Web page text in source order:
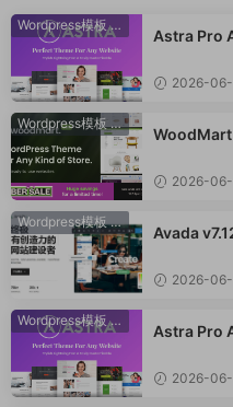
Wordpress模板· WooCommerce主题
Astra Pro
的完美主
模板时尚
店、装饰
2026-
Wordpress模板 WooCommerce主题
电商独立
品、运动
mmerce主
2026-
Wordpress模板· WooCommerce主题
Avada
板时尚电
2026-
Wordpress模板· WooCommerce主题
Astra Pro
用于一般
2026-